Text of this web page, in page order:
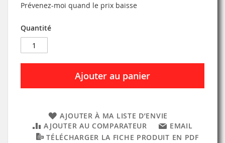
Prévenez-moi quand le prix baisse
Quantité
Ajouter au panier
AJOUTER À MA LISTE D’ENVIE
AJOUTER AU COMPARATEUR
EMAIL
TÉLÉCHARGER LA FICHE PRODUIT EN PDF